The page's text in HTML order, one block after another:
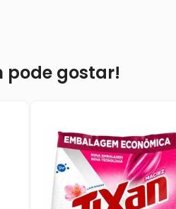
pode gostar!